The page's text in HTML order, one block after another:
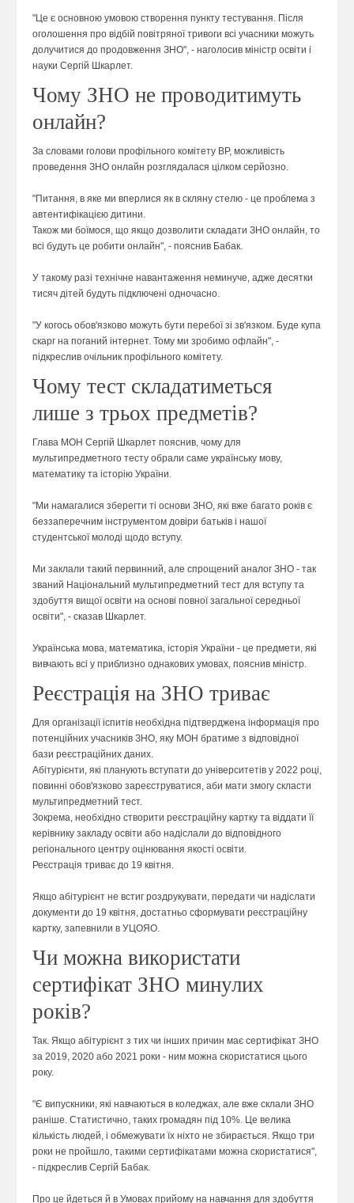
"Це є основною умовою створення пункту тестування. Після
оголошення про відбій повітряної тривоги всі учасники можуть
долучитися до продовження ЗНО", - наголосив міністр освіти і
науки Сергій Шкарлет.
Чому ЗНО не проводитимуть
онлайн?
За словами голови профільного комітету ВР, можливість
проведення ЗНО онлайн розглядалася цілком серйозно.
"Питання, в яке ми вперлися як в скляну стелю - це проблема з
автентифікацією дитини.
Також ми боїмося, що якщо дозволити складати ЗНО онлайн, то
всі будуть це робити онлайн", - пояснив Бабак.
У такому разі технічне навантаження неминуче, адже десятки
тисяч дітей будуть підключені одночасно.
"У когось обов'язково можуть бути перебої зі зв'язком. Буде купа
скарг на поганий інтернет. Тому ми зробимо офлайн", -
підкреслив очільник профільного комітету.
Чому тест складатиметься
лише з трьох предметів?
Глава МОН Сергій Шкарлет пояснив, чому для
мультипредметного тесту обрали саме українську мову,
математику та історію України.
"Ми намагалися зберегти ті основи ЗНО, які вже багато років є
беззаперечним інструментом довіри батьків і нашої
студентської молоді щодо вступу.
Ми заклали такий первинний, але спрощений аналог ЗНО - так
званий Національний мультипредметний тест для вступу та
здобуття вищої освіти на основі повної загальної середньої
освіти", - сказав Шкарлет.
Українська мова, математика, історія України - це предмети, які
вивчають всі у приблизно однакових умовах, пояснив міністр.
Реєстрація на ЗНО триває
Для організації іспитів необхідна підтверджена інформація про
потенційних учасників ЗНО, яку МОН братиме з відповідної
бази реєстраційних даних.
Абітурієнти, які планують вступати до університетів у 2022 році,
повинні обов'язково зареєструватися, аби мати змогу скласти
мультипредметний тест.
Зокрема, необхідно створити реєстраційну картку та віддати її
керівнику закладу освіти або надіслали до відповідного
регіонального центру оцінювання якості освіти.
Реєстрація триває до 19 квітня.
Якщо абітурієнт не встиг роздрукувати, передати чи надіслати
документи до 19 квітня, достатньо сформувати реєстраційну
картку, запевнили в УЦОЯО.
Чи можна використати
сертифікат ЗНО минулих
років?
Так. Якщо абітурієнт з тих чи інших причин має сертифікат ЗНО
за 2019, 2020 або 2021 роки - ним можна скористатися цього
року.
"Є випускники, які навчаються в коледжах, але вже склали ЗНО
раніше. Статистично, таких громадян під 10%. Це велика
кількість людей, і обмежувати їх ніхто не збирається. Якщо три
роки не пройшло, такими сертифікатами можна скористатися",
- підкреслив Сергій Бабак.
Про це йдеться й в Умовах прийому на навчання для здобуття